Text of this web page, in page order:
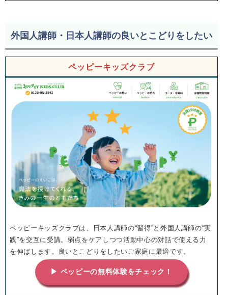
外国人講師・日本人講師の良いとこどりをしたい
ペッピーキッズクラブ
ペッピーキッズクラブは、日本人講師の“習得”と外国人講師の“実
践”を交互に受講。弱点をケアしつつ活動中心の対話で使える力
を伸ばします。良いとこどりをしたいご家庭に最適です。
▶ ペッピーの無料体験をチェック！